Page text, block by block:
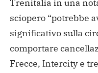
Trenitalia in una
sciopero “potrebbe
significativo sulla
comportare
Frecce, Intercity e